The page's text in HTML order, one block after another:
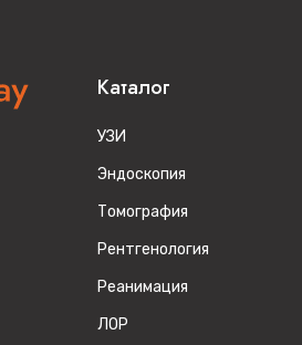
Каталог
УЗИ
Эндоскопия
Томография
Рентгенология
Реанимация
ЛОР